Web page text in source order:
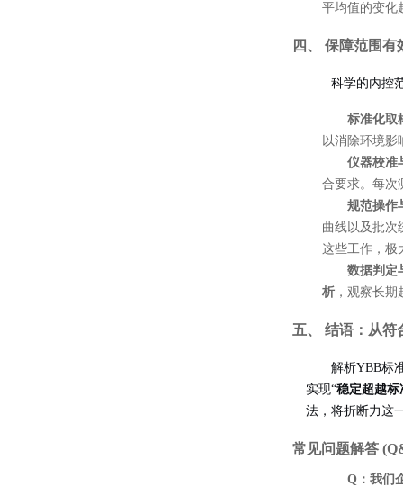
平均值的变化
四、 保障范围
科学的内控
标准化取
以消除环境影
仪器校准
合要求。每次
规范操作
曲线以及批次
这些工作，极
数据判定
析 ，观察长
五、 结语：从符
解析YBB标
实现“稳定超越标
法，将折断力这
常见问题解答
Q：我们